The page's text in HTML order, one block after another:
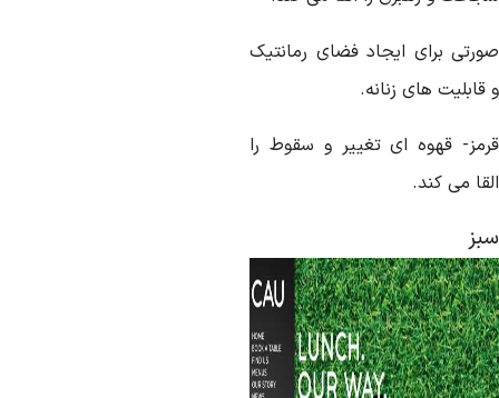
برای ایجاد فضای رمانتیک
های زنانه.
قهوه ای تغییر و سقوط را
می کند.